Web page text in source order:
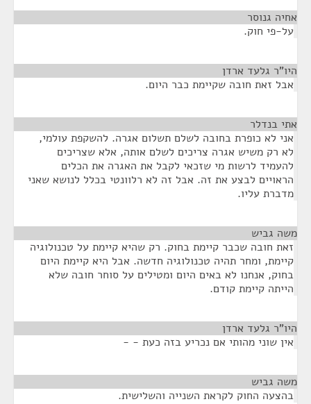
אחיה גנוסר
על-פי חוק.
היו"ר גלעד ארדן
אבל זאת חובה שקיימת כבר היום.
אתי בנדלר
אני לא כופרת בחובה לשלם תשלום אגרה. להשקפת עולמי,
לא רק משיש אגרה צריכים לשלם אותה, אלא שצריכים
להעמיד לרשות מי שזכאי לקבל את האגרה את הכלים
הראויים לבצע את זה. אבל זה לא רלוונטי בכלל לנושא שאני
מדברת עליו.
משה גביש
זאת חובה שכבר קיימת בחוק. רק שהיא קיימת על טכנולוגיה
קיימת, ומחר תהיה טכנולוגיה חדשה. אבל היא קיימת היום
בחוק, אנחנו לא באים היום ומטילים על סוחר חובה שלא
הייתה קיימת קודם.
היו"ר גלעד ארדן
אין שוני מהותי אם נכריע בזה כעת - -
משה גביש
בהצעה החוק לקראת השנייה והשלישית.